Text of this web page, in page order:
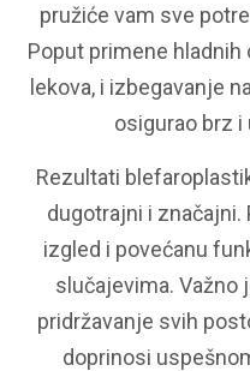
pružiće vam sve
Poput primene
lekova, i izbegavanje
osigurao brz i
Rezultati
dugotrajni i značajni.
izgled i povećanu
slučajevima. Važno
pridržavanje svih
doprinosi